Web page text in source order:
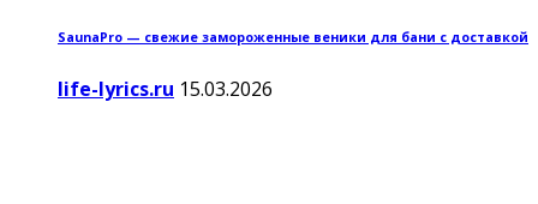
SaunaPro — свежие замороженные веники для бани с доставкой
life-lyrics.ru 15.03.2026